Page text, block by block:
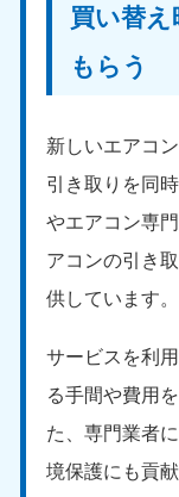
買い替
もらう
新しいエアコ
引き取りを同
やエアコン専
アコンの引き
供しています。
サービスを利
る手間や費用
た、専門業者
境保護にも貢献
大分県
050-1880-
9:00〜19:00
050-
9:00〜19:00